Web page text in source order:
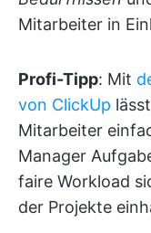
Mitarbeiter in
Profi-Tipp: Mit
von ClickUp
Mitarbeiter
Manager
faire Workload
der Projekte